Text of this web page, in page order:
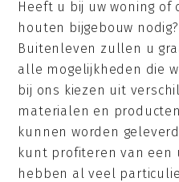
Heeft u bij uw woning of
houten bijgebouw
Buitenleven zullen u
alle mogelijkheden die
bij ons kiezen uit
materialen en
kunnen worden
kunt profiteren van een
hebben al veel